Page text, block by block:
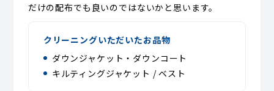
だけの配布でも良いのではないかと思います。
クリーニングいただいたお品物
ダウンジャケット・ダウンコート
キルティングジャケット / ベスト